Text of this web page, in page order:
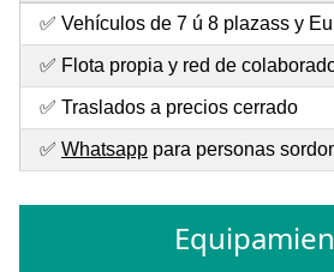
✅ Vehículos de 7 ú 8 plazass y
✅ Flota propia y red de
✅ Traslados a precios cerrado
✅ Whatsapp para personas